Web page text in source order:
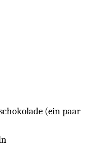
(ein paar